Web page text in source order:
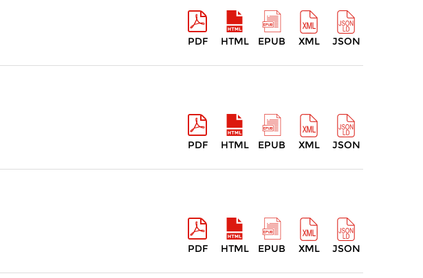
PDF HTML EPUB XML JSON
PDF HTML EPUB XML JSON
PDF HTML EPUB XML JSON